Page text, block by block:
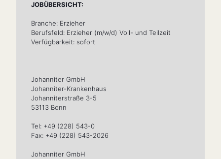
JOBÜBERSICHT:
Branche: Erzieher
Berufsfeld: Erzieher (m/w/d) Voll- und Teilzeit
Verfügbarkeit: sofort
Johanniter GmbH
Johanniter-Krankenhaus
Johanniterstraße 3-5
53113 Bonn
Tel: +49 (228) 543-0
Fax: +49 (228) 543-2026
Johanniter GmbH